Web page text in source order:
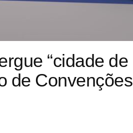
“cidade de
de Convenções